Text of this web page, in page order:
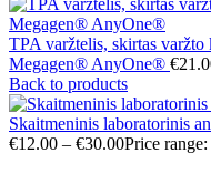
TPA varžtelis, skirtas
Megagen® AnyOne® €
Back to products
Skaitmeninis laboratorinis
€12.00 – €30.00Price